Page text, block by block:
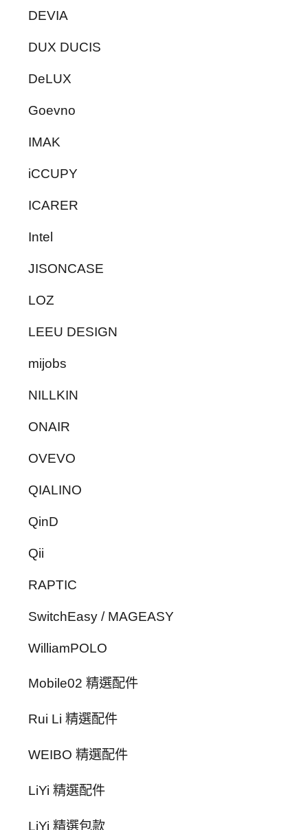
DEVIA
DUX DUCIS
DeLUX
Goevno
IMAK
iCCUPY
ICARER
Intel
JISONCASE
LOZ
LEEU DESIGN
mijobs
NILLKIN
ONAIR
OVEVO
QIALINO
QinD
Qii
RAPTIC
SwitchEasy / MAGEASY
WilliamPOLO
Mobile02 精選配件
Rui Li 精選配件
WEIBO 精選配件
LiYi 精選配件
LiYi 精選包款